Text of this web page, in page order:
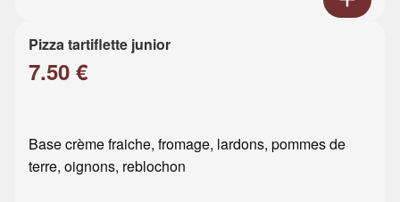
Pizza tartiflette junior
7.50 €
Base crème fraiche, fromage, lardons, pommes de
terre, oignons, reblochon